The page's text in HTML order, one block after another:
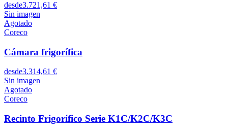
desde3.721,61 €
Sin imagen
Agotado
Coreco
Cámara frigorífica
desde3.314,61 €
Sin imagen
Agotado
Coreco
Recinto Frigorífico Serie K1C/K2C/K3C